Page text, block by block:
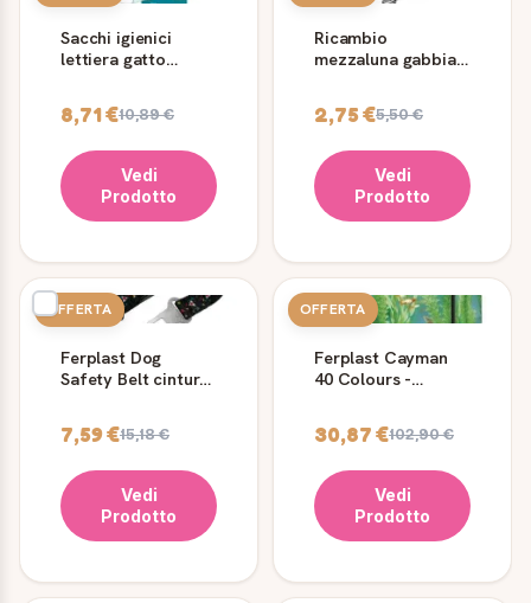
Sacchi igienici
lettiera gatto
8,71 €10,89 €
Vedi
Prodotto
Ricambio
mezzaluna gabbia
Ferplast
2,75 €5,50 €
Vedi
Prodotto
OFFERTA
Ferplast Dog
Safety Belt cintura
7,59 €15,18 €
Vedi
Prodotto
OFFERTA
Ferplast Cayman
40 Colours -
con coperchio,
filtro e luci
30,87 €102,90 €
Vedi
Prodotto